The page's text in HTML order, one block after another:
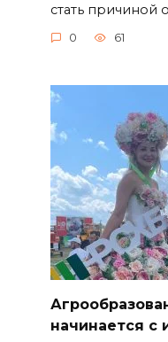
стать причиной
0 61
начинается с